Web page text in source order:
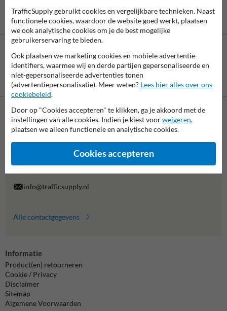
Betaling achteraf
is mogelijk
Neem contact met ons op
Wij zijn op werkdagen (van 8.00 tot 17.00) te bereiken op 038-
Vragen? Stuur een e-mail naarinfo@trafficsupply.nl
formulier in en we reageren zo spoedig mogelijk.
info@trafficsupply.nl
Alle contactgegevens
Informatie
Product(en) retourneren
Cookie / Privacy
Disclaimer
Sitemap
Algemene Voorwaarden
TrafficSupply gebruikt cookies en vergelijkbare technieken. Naast
functionele cookies, waardoor de website goed werkt, plaatsen
we ook analytische cookies om je de best mogelijke
gebruikerservaring te bieden.
Ook plaatsen we marketing cookies en mobiele advertentie-
identifiers, waarmee wij en derde partijen gepersonaliseerde en
niet-gepersonaliseerde advertenties tonen
(advertentiepersonalisatie). Meer weten? Lees hier alles over ons
cookiebeleid.
Door op "Cookies accepteren" te klikken, ga je akkoord met de
instellingen van alle cookies. Indien je kiest voorweigeren,
plaatsen we alleen functionele en analytische cookies.
Cookies accepteren